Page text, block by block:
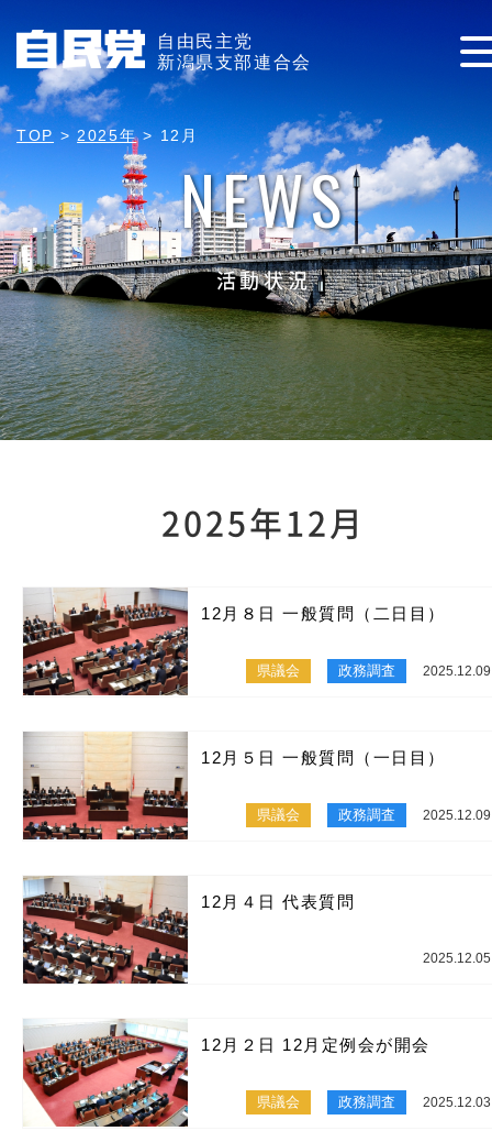
自由民主党
新潟県支部連合会
TOP > 2025年> 12月
NEWS
活動状況
2025年12月
12月８日 一般質問（二日目）
県議会 政務調査 2025.12.09
12月５日 一般質問（一日目）
県議会 政務調査 2025.12.09
12月４日 代表質問
2025.12.05
12月２日 12月定例会が開会
県議会 政務調査 2025.12.03